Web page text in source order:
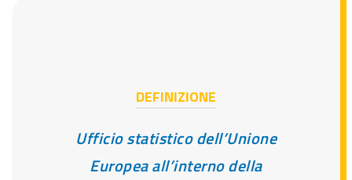
DEFINIZIONE
Ufficio statistico dell’Unione
Europea all’interno della